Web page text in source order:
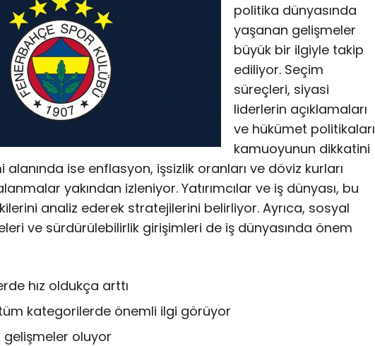
politika dünyasında
yaşanan gelişmeler
büyük bir ilgiyle takip
ediliyor. Seçim
süreçleri, siyasi
liderlerin açıklamaları
ve hükümet politikaları
kamuoyunun dikkatini
alanında ise enflasyon, işsizlik oranları ve döviz kurları
yakından izleniyor. Yatırımcılar ve iş dünyası, bu
analiz ederek stratejilerini belirliyor. Ayrıca, sosyal
ve sürdürülebilirlik girişimleri de iş dünyasında önem
hız oldukça arttı
kategorilerde önemli ilgi görüyor
gelişmeler oluyor